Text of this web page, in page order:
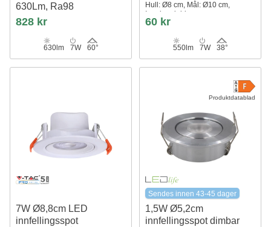
630Lm, Ra98
Sort
828 kr
630lm 7W 60°
Hull: Ø8 cm, Mål: Ø10 cm,
Innebygd driver
60 kr
550lm 7W 38°
7W Ø8,8cm LED
innfellingsspot
Produktdatablad
Sendes innen 43-45 dager
1,5W Ø5,2cm
innfellingsspot dimbar